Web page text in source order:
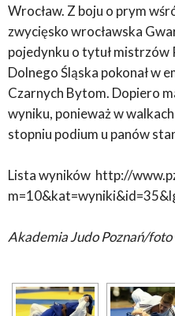
Wrocław. Z boju o prym
zwycięsko wrocławska
pojedynku o tytuł mistrzów
Dolnego Śląska pokonał w
Czarnych Bytom. Dopiero
wyniku, ponieważ w
stopniu podium u panów
Lista wyników http://
Akademia Judo Poznań/